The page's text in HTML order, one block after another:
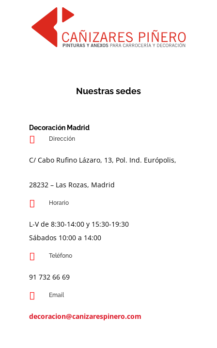
Nuestras sedes
Decoración Madrid
Dirección
C/ Cabo Rufino Lázaro, 13, Pol. Ind. Európolis,
28232 – Las Rozas, Madrid
Horario
L-V de 8:30-14:00 y 15:30-19:30
Sábados 10:00 a 14:00
Teléfono
91 732 66 69
Email
decoracion@canizarespinero.com